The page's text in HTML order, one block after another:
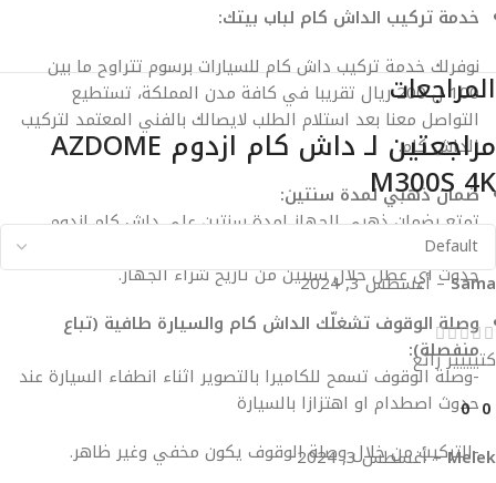
خدمة تركيب الداش كام لباب بيتك:
نوفرلك خدمة تركيب داش كام للسيارات برسوم تتراوح ما بين
100 ل 200 ريال تقريبا في كافة مدن المملكة، تستطيع
التواصل معنا بعد استلام الطلب لايصالك بالفني المعتمد لتركيب
الداش كام.
ضمان ذهبي لمدة سنتين:
تمتع بضمان ذهبي للجهاز لمدة سنتين على داش كام ازدوم
حدوث أي عطل خلال سنتين من تاريخ شراء الجهاز.
وصلة الوقوف تشغلّك الداش كام والسيارة طافية (تباع
منفصلة):
-وصلة الوقوف تسمح للكاميرا بالتصوير اثناء انطفاء السيارة عند
حدوث اصطدام او اهتزازا بالسيارة
-التركيب من خلال وصلة الوقوف يكون مخفي وغير ظاهر.
المراجعات
مراجعتين لـ داش كام ازدوم AZDOME
M300S 4K
Sama
– أغسطس 3, 2024
كتيييير رائع
0
0
Melek
–أغسطس 3, 2024